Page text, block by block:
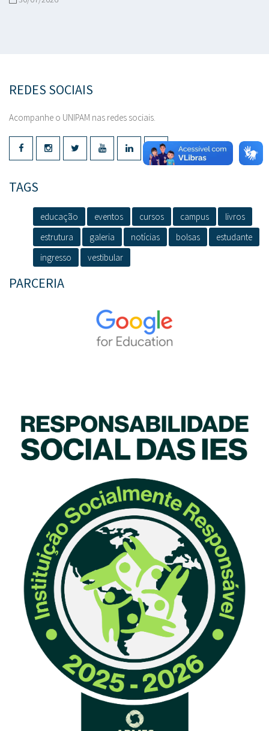
REDES SOCIAIS
Acompanhe o UNIPAM nas redes sociais.
TAGS
educação eventos cursos campus
livros
estrutura
galeria notícias bolsas
estudante
ingresso
vestibular
PARCERIA